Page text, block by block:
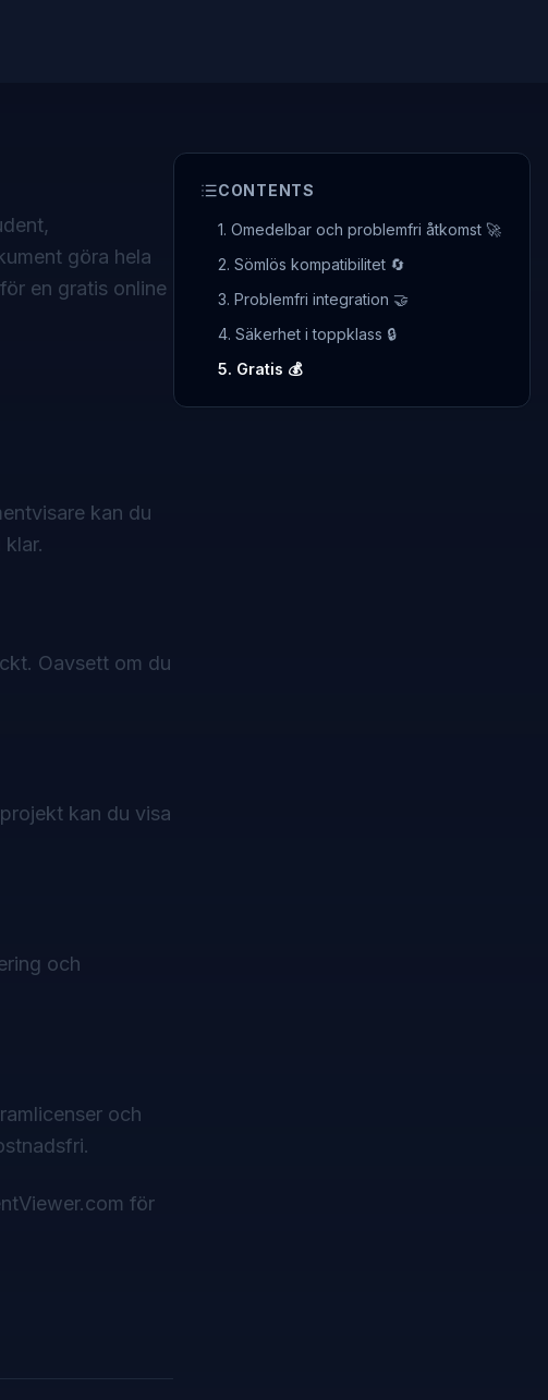
göra hela
en gratis online
kan du
Oavsett om du
kan du visa
och
och
för
CONTENTS
1. Omedelbar och problemfri åtkomst 🚀
2. Sömlös kompatibilitet 🔄
3. Problemfri integration 🤝
4. Säkerhet i toppklass 🔒
5. Gratis 💰